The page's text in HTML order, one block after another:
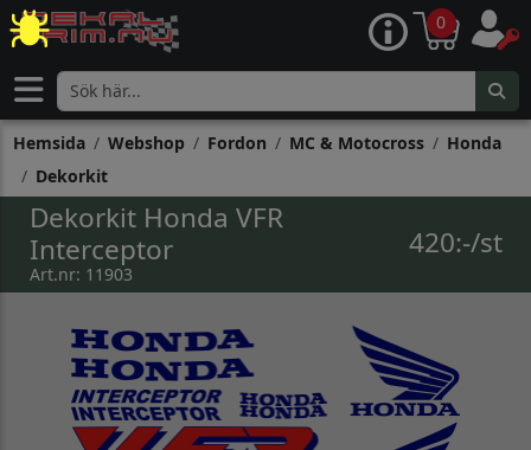
0
Hemsida Webshop Fordon MC & Motocross
Honda
Dekorkit
Dekorkit Honda VFR
Interceptor
Art.nr: 11903
420:-/st